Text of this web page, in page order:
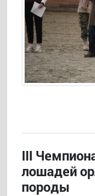
III
лошадей
породы